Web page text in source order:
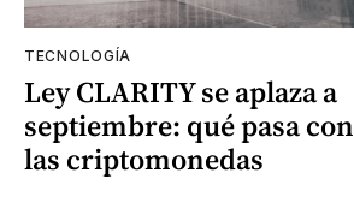
TECNOLOGÍA
Ley CLARITY se aplaza a
septiembre: qué pasa con
las criptomonedas